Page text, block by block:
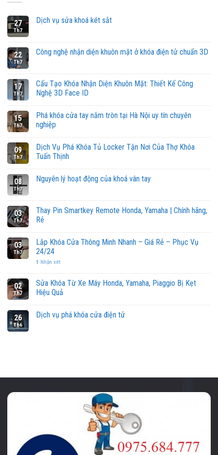
27
Th7
Dịch vụ sửa khoá két sắt
22
Th7
Công nghệ nhận diện khuôn mặt ở khóa điện tử chuẩn 3D
17
Th7
Cấu Tạo Khóa Nhận Diện Khuôn Mặt: Thiết Kế Công
Nghệ 3D Face ID
15
Th7
Phá khóa cửa tay nắm tròn tại Hà Nội uy tín chuyên
nghiệp
09
Th7
Dịch Vụ Phá Khóa Tủ Locker Tận Nơi Của Thợ Khóa
Tuấn Thịnh
08
Th7
Nguyên lý hoạt động của khoá vân tay
03
Th7
Thay Pin Smartkey Remote Honda, Yamaha | Chính hãng,
Rẻ
03
Th7
Lắp Khóa Cửa Thông Minh Nhanh – Giá Rẻ – Phục Vụ
24/24
1 Nhận xét
02
Th7
Sửa Khóa Từ Xe Máy Honda, Yamaha, Piaggio Bị Kẹt
Hiệu Quả
26
Th6
Dịch vụ phá khóa cửa điện tử